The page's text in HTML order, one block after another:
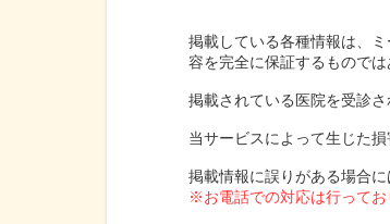
掲載している各種情報は、
容を完全に保証するものでは
掲載されている医院を受診
当サービスによって生じた
掲載情報に誤りがある場合に
※お電話での対応は行ってお